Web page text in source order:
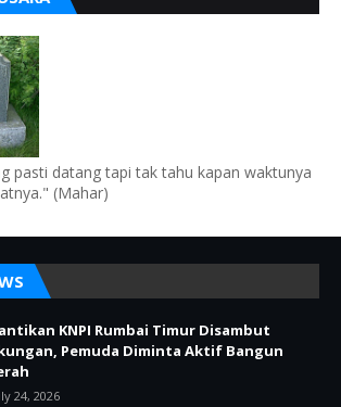
pasti datang tapi tak tahu kapan waktunya
(Mahar)
KNPI Rumbai Timur Disambut
Pemuda Diminta Aktif Bangun
24, 2026